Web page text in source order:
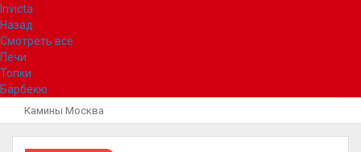
Invicta
Назад
Смотреть все
Печи
Топки
Барбекю
Камины Москва